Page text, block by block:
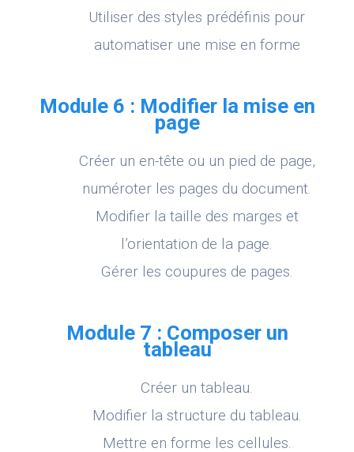
Utiliser des styles prédéfinis pour
automatiser une mise en forme
Module 6 : Modifier la mise en
page
Créer un en-tête ou un pied de page,
numéroter les pages du document.
Modifier la taille des marges et
l’orientation de la page.
Gérer les coupures de pages.
Module 7 : Composer un
tableau
Créer un tableau.
Modifier la structure du tableau.
Mettre en forme les cellules.